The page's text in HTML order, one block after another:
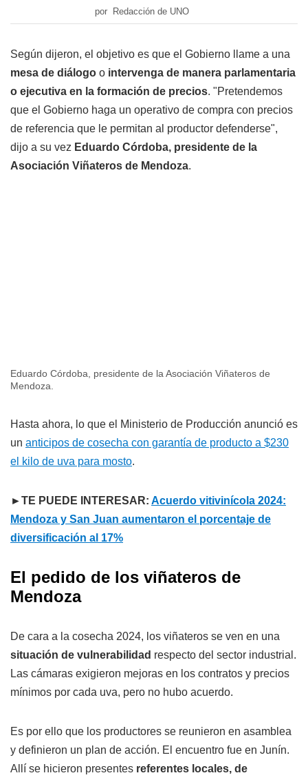
por Redacción de UNO
Según dijeron, el objetivo es que el Gobierno llame a una
mesa de diálogo o intervenga de manera parlamentaria
o ejecutiva en la formación de precios. "Pretendemos
que el Gobierno haga un operativo de compra con precios
de referencia que le permitan al productor defenderse",
dijo a su vez Eduardo Córdoba, presidente de la
Asociación Viñateros de Mendoza.
Eduardo Córdoba, presidente de la Asociación Viñateros de
Mendoza.
Hasta ahora, lo que el Ministerio de Producción anunció es
un anticipos de cosecha con garantía de producto a $230
el kilo de uva para mosto.
►TE PUEDE INTERESAR: Acuerdo vitivinícola 2024:
Mendoza y San Juan aumentaron el porcentaje de
diversificación al 17%
El pedido de los viñateros de
Mendoza
De cara a la cosecha 2024, los viñateros se ven en una
situación de vulnerabilidad respecto del sector industrial.
Las cámaras exigieron mejoras en los contratos y precios
mínimos por cada uva, pero no hubo acuerdo.
Es por ello que los productores se reunieron en asamblea
y definieron un plan de acción. El encuentro fue en Junín.
Allí se hicieron presentes referentes locales, de